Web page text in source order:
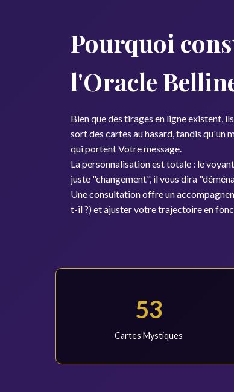
Pourquoi
l'Oracle
Bien que des tirages en ligne existent,
sort des cartes au hasard, tandis qu'un
qui portent Votre message.
La personnalisation est totale : le
juste "changement", il vous dira
Une consultation offre un
t-il ?) et ajuster votre trajectoire en
53
Cartes Mystiques